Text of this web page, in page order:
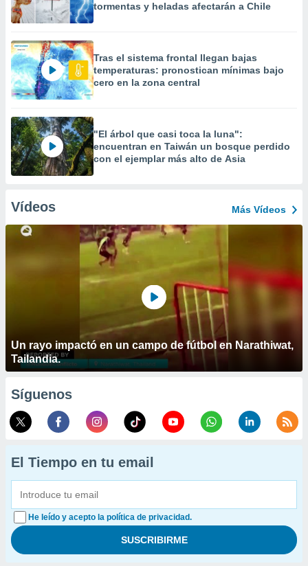
tormentas y heladas afectarán a Chile
Tras el sistema frontal llegan bajas
temperaturas: pronostican mínimas bajo
cero en la zona central
"El árbol que casi toca la luna":
encuentran en Taiwán un bosque perdido
con el ejemplar más alto de Asia
Vídeos Más Vídeos
Un rayo impactó en un campo de fútbol en Narathiwat,
Tailandia.
Síguenos
El Tiempo en tu email
He leído y acepto la política de privacidad.